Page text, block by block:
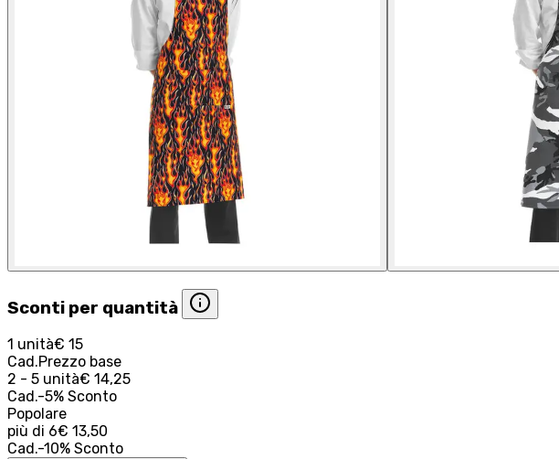
Sconti per quantità
1 unità€ 15
Cad.Prezzo base
2 - 5 unità€ 14,25
Cad.-5% Sconto
Popolare
più di 6€ 13,50
Cad.-10% Sconto